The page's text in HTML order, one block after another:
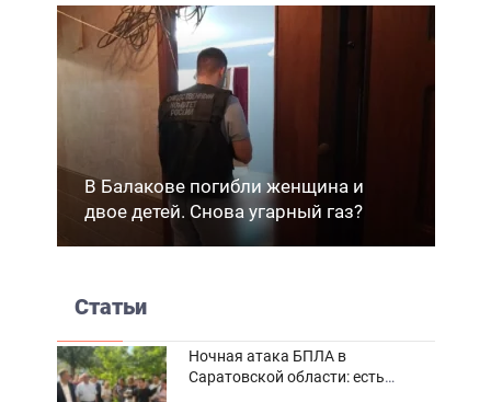
В Балакове погибли женщина и
двое детей. Снова угарный газ?
Статьи
Ночная атака БПЛА в
Саратовской области: есть